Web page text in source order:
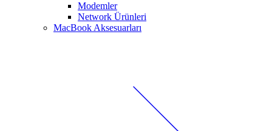
Modemler
Network Ürünleri
MacBook Aksesuarları